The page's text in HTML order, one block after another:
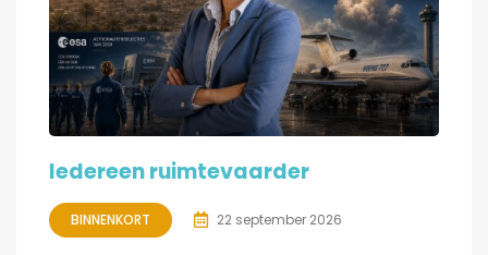
Iedereen ruimtevaarder
BINNENKORT 22 september 2026